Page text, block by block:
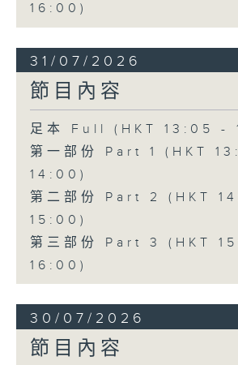
16:00)
31/07/2026
節目內容
足本 Full (HKT 13:05 -
第一部份 Part 1 (HKT
14:00)
第二部份 Part 2 (HKT
15:00)
第三部份 Part 3 (HKT
16:00)
30/07/2026
節目內容